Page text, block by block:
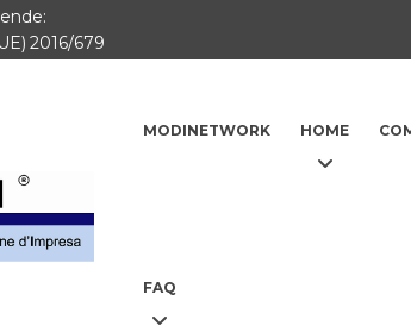
2016/679
MODINETWORK HOME
FAQ